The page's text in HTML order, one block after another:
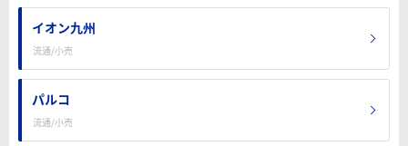
イオン九州
流通/小売
パルコ
流通/小売